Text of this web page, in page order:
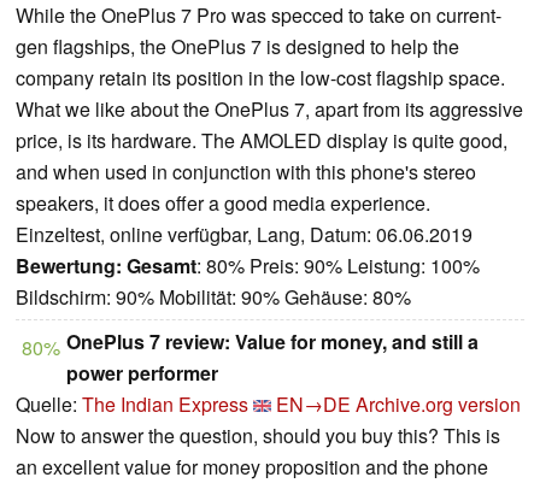
While the OnePlus 7 Pro was specced to take on current-
gen flagships, the OnePlus 7 is designed to help the
company retain its position in the low-cost flagship space.
What we like about the OnePlus 7, apart from its aggressive
price, is its hardware. The AMOLED display is quite good,
and when used in conjunction with this phone's stereo
speakers, it does offer a good media experience.
Einzeltest, online verfügbar, Lang, Datum: 06.06.2019
Bewertung: Gesamt: 80% Preis: 90% Leistung: 100%
Bildschirm: 90% Mobilität: 90% Gehäuse: 80%
80% OnePlus 7 review: Value for money, and still a
power performer
Quelle: The Indian Express EN→DE Archive.org version
Now to answer the question, should you buy this? This is
an excellent value for money proposition and the phone